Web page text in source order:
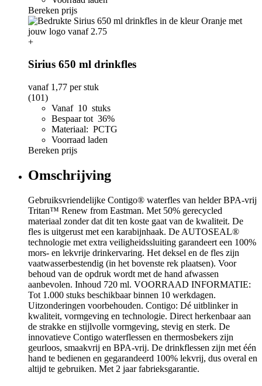
Bereken prijs
+
Sirius 650 ml drinkfles
vanaf 1,77 per stuk
(101)
Vanaf 10 stuks
Bespaar tot 36%
Materiaal: PCTG
Voorraad laden
Bereken prijs
Omschrijving
Gebruiksvriendelijke Contigo® waterfles van helder BPA-vrij
Tritan™ Renew from Eastman. Met 50% gerecycled
materiaal zonder dat dit ten koste gaat van de kwaliteit. De
fles is uitgerust met een karabijnhaak. De AUTOSEAL®
technologie met extra veiligheidssluiting garandeert een 100%
mors- en lekvrije drinkervaring. Het deksel en de fles zijn
vaatwasserbestendig (in het bovenste rek plaatsen). Voor
behoud van de opdruk wordt met de hand afwassen
aanbevolen. Inhoud 720 ml. VOORRAAD INFORMATIE:
Tot 1.000 stuks beschikbaar binnen 10 werkdagen.
Uitzonderingen voorbehouden. Contigo: Dé uitblinker in
kwaliteit, vormgeving en technologie. Direct herkenbaar aan
de strakke en stijlvolle vormgeving, stevig en sterk. De
innovatieve Contigo waterflessen en thermosbekers zijn
geurloos, smaakvrij en BPA-vrij. De drinkflessen zijn met één
hand te bedienen en gegarandeerd 100% lekvrij, dus overal en
altijd te gebruiken. Met 2 jaar fabrieksgarantie.